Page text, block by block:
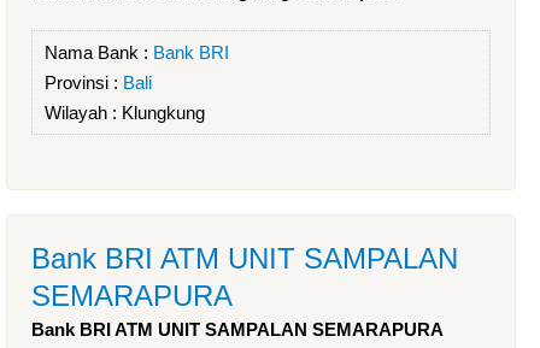
Nama Bank : Bank BRI
Provinsi : Bali
Wilayah : Klungkung
Bank BRI ATM UNIT SAMPALAN
SEMARAPURA
Bank BRI ATM UNIT SAMPALAN SEMARAPURA